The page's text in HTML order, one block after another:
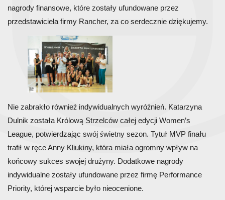
nagrody finansowe, które zostały ufundowane przez
przedstawiciela firmy Rancher, za co serdecznie dziękujemy.
Nie zabrakło również indywidualnych wyróżnień. Katarzyna
Dulnik została Królową Strzelców całej edycji Women’s
League, potwierdzając swój świetny sezon. Tytuł MVP finału
trafił w ręce Anny Kliukiny, która miała ogromny wpływ na
końcowy sukces swojej drużyny. Dodatkowe nagrody
indywidualne zostały ufundowane przez firmę Performance
Priority, której wsparcie było nieocenione.